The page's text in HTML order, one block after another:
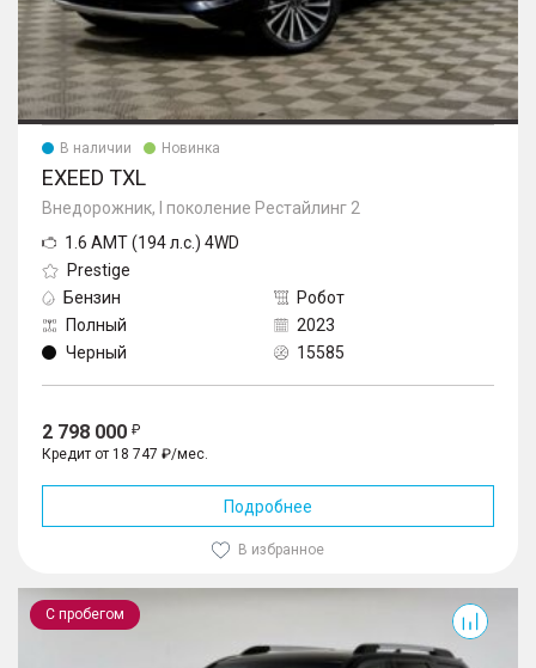
В наличии Новинка
EXEED TXL
Внедорожник, I поколение Рестайлинг 2
1.6 AMT (194 л.с.) 4WD
Prestige
Бензин
Робот
Полный
2023
Черный
15585
2 798 000
Кредит от 18 747 ₽/мес.
Подробнее
В избранное
С пробегом
Mohave